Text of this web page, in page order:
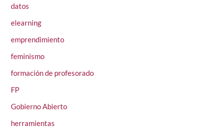
datos
elearning
emprendimiento
feminismo
formación de profesorado
FP
Gobierno Abierto
herramientas